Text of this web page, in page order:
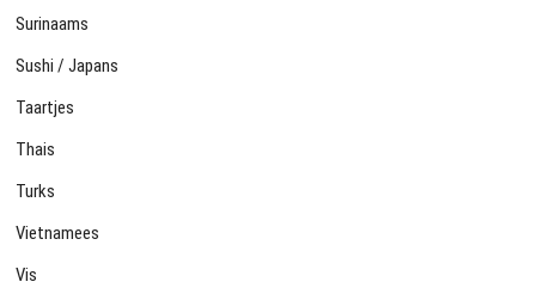
Surinaams
Sushi / Japans
Taartjes
Thais
Turks
Vietnamees
Vis